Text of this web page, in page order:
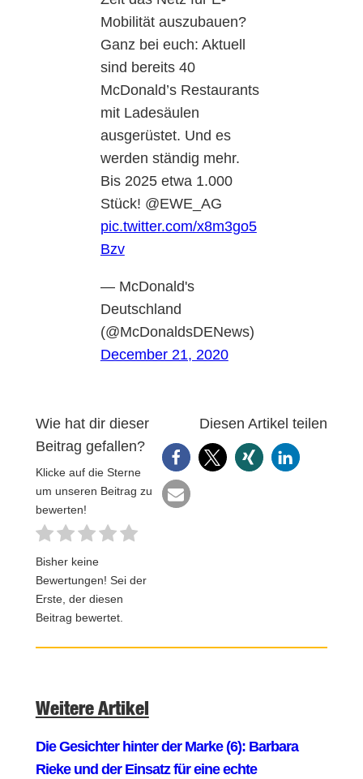
Mobilität auszubauen?
Ganz bei euch: Aktuell
sind bereits 40
McDonald’s Restaurants
mit Ladesäulen
ausgerüstet. Und es
werden ständig mehr.
Bis 2025 etwa 1.000
Stück! @EWE_AG
pic.twitter.com/x8m3go5
Bzv
— McDonald's
Deutschland
(@McDonaldsDENews)
December 21, 2020
Wie hat dir dieser
Beitrag gefallen?
Klicke auf die Sterne
um unseren Beitrag zu
bewerten!
Bisher keine
Bewertungen! Sei der
Erste, der diesen
Beitrag bewertet.
Diesen Artikel teilen
Weitere Artikel